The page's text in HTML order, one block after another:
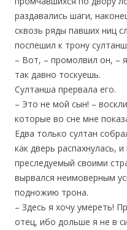
раздавались шаги,
сквозь ряды павших ниц
поспешил к трону
– Вот, – промолвил он, –
так давно тоскуешь.
Султанша прервала его.
– Это не мой сын! –
которые во сне мне
Едва только султан
как дверь распахнулась,
преследуемый своими
вырвался неимоверным
подножию трона.
– Здесь я хочу умереть!
отец, ибо дольше я не в